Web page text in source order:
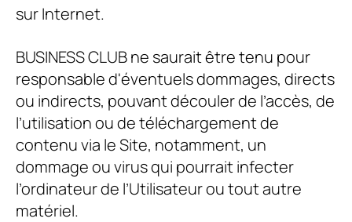
sur Internet.
BUSINESS CLUBne saurait être tenu pour
responsable d'éventuels dommages, directs
ou indirects, pouvant découler de l’accès, de
l’utilisation ou de téléchargement de
contenu via le Site, notamment, un
dommage ou virus qui pourrait infecter
l’ordinateur de l’Utilisateur ou tout autre
matériel.